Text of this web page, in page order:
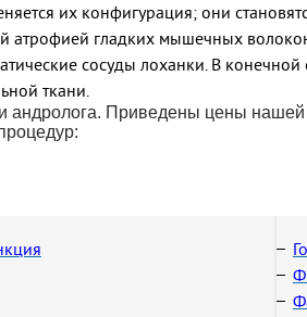
их конфигурация; они
атрофией гладких мышечных
сосуды лоханки. В
ткани.
андролога. Приведены цены